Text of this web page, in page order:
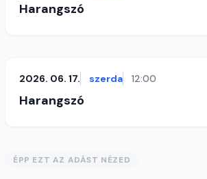
Harangszó
2026. 06. 17. szerda 12:00
Harangszó
ÉPP EZT AZ ADÁST NÉZED